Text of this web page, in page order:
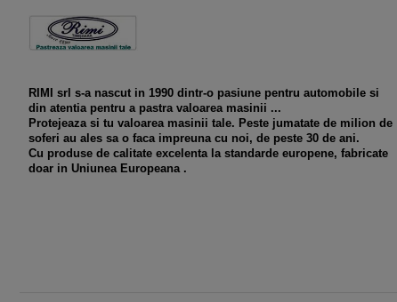
RIMI srl s-a nascut in 1990 dintr-o pasiune pentru automobile si
din atentia pentru a pastra valoarea masinii ...
Protejeaza si tu valoarea masinii tale. Peste jumatate de milion de
soferi au ales sa o faca impreuna cu noi, de peste 30 de ani.
Cu produse de calitate excelenta la standarde europene, fabricate
doar in Uniunea Europeana .